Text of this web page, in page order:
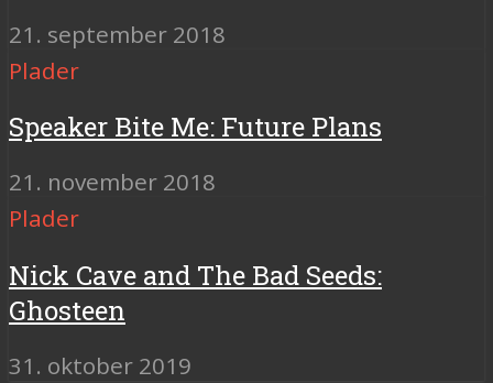
21. september 2018
Plader
Speaker Bite Me: Future Plans
21. november 2018
Plader
Nick Cave and The Bad Seeds:
Ghosteen
31. oktober 2019